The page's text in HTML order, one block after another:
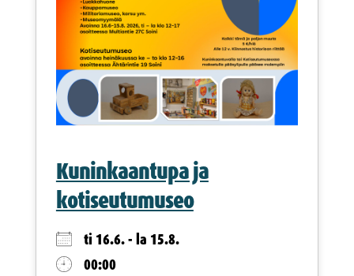
Kuninkaantupa ja
kotiseutumuseo
ti 16.6. - la 15.8.
00:00